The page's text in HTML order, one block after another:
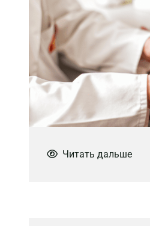
 Читать дальше